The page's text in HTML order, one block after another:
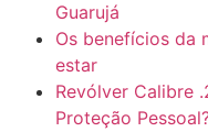
Guarujá
Os benefícios da
estar
Revólver Calibre
Proteção